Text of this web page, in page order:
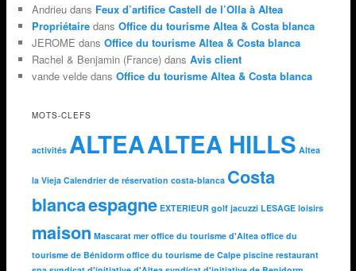
Andrieu dans Feux d’artifice Castell de l’Olla à Altea
Propriétaire dansOffice du tourisme Altea & Costa blanca
JEROME dansOffice du tourisme Altea & Costa blanca
Rachel & Benjamin (France) dansAvis client
vande velde dansOffice du tourisme Altea & Costa blanca
MOTS-CLEFS
activités ALTEAALTEA HILLS Altea
la Vieja Calendrier de réservation costa-blanca Costa
blancaespagne EXTERIEUR golf jacuzzi LESAGE loisirs
maison Mascarat mer office du tourisme d'Altea office du
tourisme de Bénidorm office du tourisme de Calpe piscine restaurant